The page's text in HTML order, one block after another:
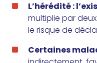
L’hérédité :
multiplie par
le risque de
Certaines